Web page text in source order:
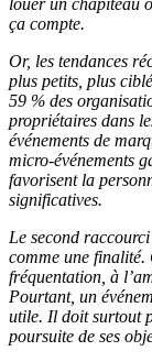
louer un chapiteau
ça compte.
Or, les tendances
plus petits, plus
59 % des
propriétaires dans
événements de
micro-événements
favorisent la
significatives.
Le second
comme une finalité.
fréquentation, à
Pourtant, un
utile. Il doit surtout
poursuite de ses